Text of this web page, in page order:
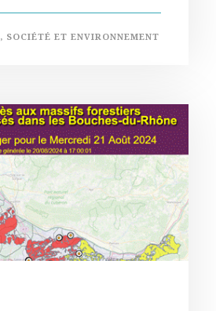
, SOCIÉTÉ ET ENVIRONNEMENT